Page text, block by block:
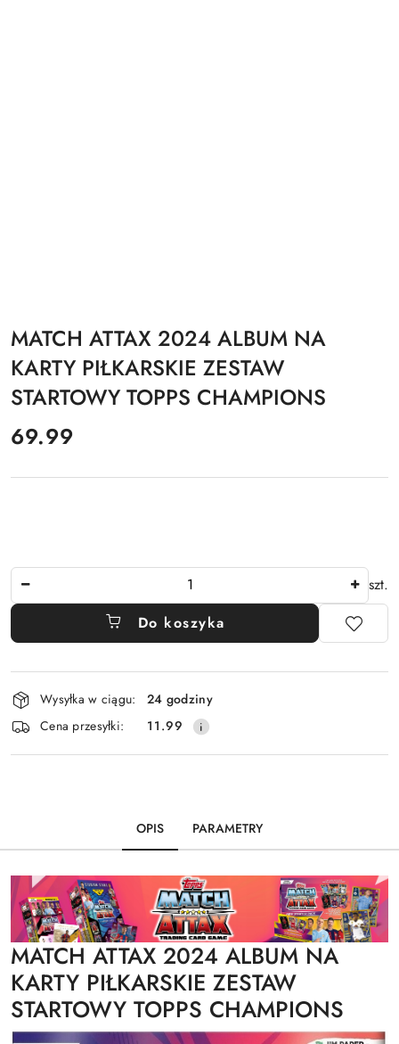
MATCH ATTAX 2024 ALBUM NA
KARTY PIŁKARSKIE ZESTAW
STARTOWY TOPPS CHAMPIONS
cena:
69.99
szt.
Do koszyka
Dostępność
i
dostawa
Wysyłka w ciągu:
24 godziny
Cena przesyłki:
11.99
OPIS PARAMETRY
MATCH ATTAX 2024 ALBUM NA
KARTY PIŁKARSKIE ZESTAW
STARTOWY TOPPS CHAMPIONS